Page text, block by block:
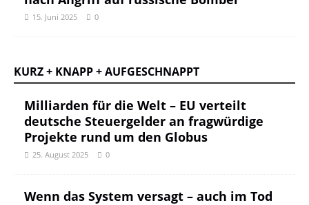
15. Juni 2025 0
KURZ + KNAPP + AUFGESCHNAPPT
Milliarden für die Welt – EU verteilt
deutsche Steuergelder an fragwürdige
Projekte rund um den Globus
25. August 2025 0
Wenn das System versagt – auch im Tod